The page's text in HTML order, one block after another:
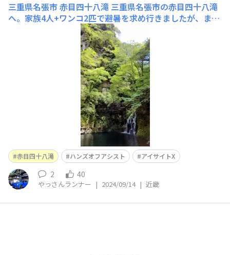
三重県名張市 赤目四十八滝 三重県名張市の赤目四十八滝
へ。家族4人+ワンコ2匹で避暑を求め行きましたが、まだ
まだ暑かった～☀️😵💦 行きは東名阪の渋滞を(約５キロ
を)VNレヴォーグ、アイサイトXの渋滞時ハンズオフアシ
ストで楽々運転。 ワンコ2匹も遊歩道を一生懸命歩き、途
中お弁当を食べ「千手滝」まで水族館で「
赤目四十八滝 ハンズオフアシスト アイサイトX
2 40
やっさんランナー | 2024/09/14 | 近畿